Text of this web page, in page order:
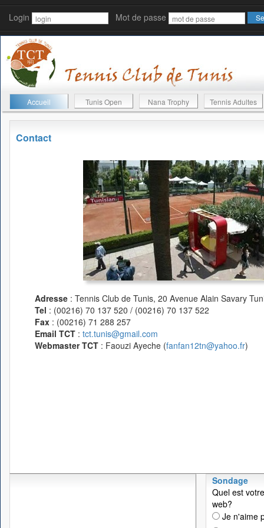
Login Mot de passe
Accueil Tunis Open Nana Trophy Tennis Adultes
Contact
Adresse : Tennis Club de Tunis, 20 Avenue Alain Savary
Tel : (00216) 70 137 520 / (00216) 70 137 522
Fax : (00216) 71 288 257
Email TCT : tct.tunis@gmail.com
Webmaster TCT : Faouzi Ayeche (fanfan12tn@yahoo.fr)
Sondage
Quel est
web?
Je n'aime